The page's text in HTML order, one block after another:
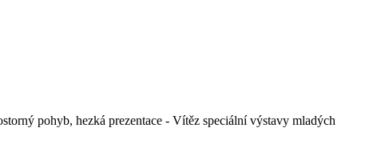
pohyb, hezká prezentace - Vítěz speciální výstavy mladých